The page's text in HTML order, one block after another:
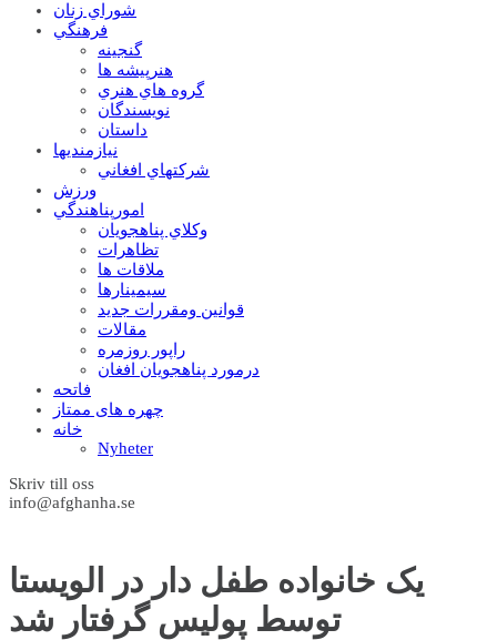
شوراي زنان
فرهنگي
گنجينه
هنرپيشه ها
گروه هاي هنري
نويسندگان
داستان
نيازمنديها
شرکتهاي افغاني
ورزش
امورپناهندگي
وکلاي پناهجويان
تظاهرات
ملاقات ها
سيمينارها
قوانين ومقررات جديد
مقالات
راپور روزمره
درمورد پناهجويان افغان
فاتحه
چهره های ممتاز
خانه
Nyheter
Skriv till oss
info@afghanha.se
يک خانواده طفل دار در الويستا
توسط پوليس گرفتار شد